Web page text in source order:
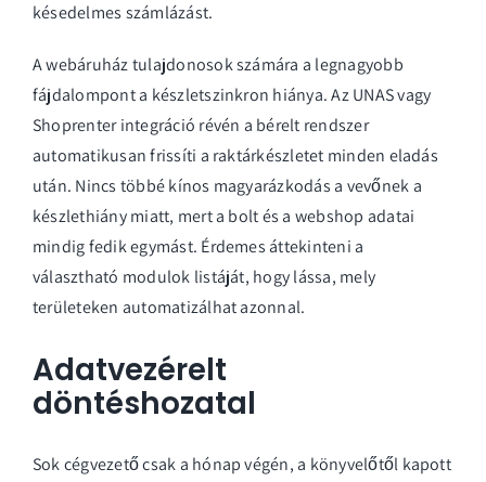
késedelmes számlázást.
A webáruház tulajdonosok számára a legnagyobb
fájdalompont a készletszinkron hiánya. Az UNAS vagy
Shoprenter integráció révén a bérelt rendszer
automatikusan frissíti a raktárkészletet minden eladás
után. Nincs többé kínos magyarázkodás a vevőnek a
készlethiány miatt, mert a bolt és a webshop adatai
mindig fedik egymást. Érdemes áttekinteni a
választható modulok listáját, hogy lássa, mely
területeken automatizálhat azonnal.
Adatvezérelt
döntéshozatal
Sok cégvezető csak a hónap végén, a könyvelőtől kapott